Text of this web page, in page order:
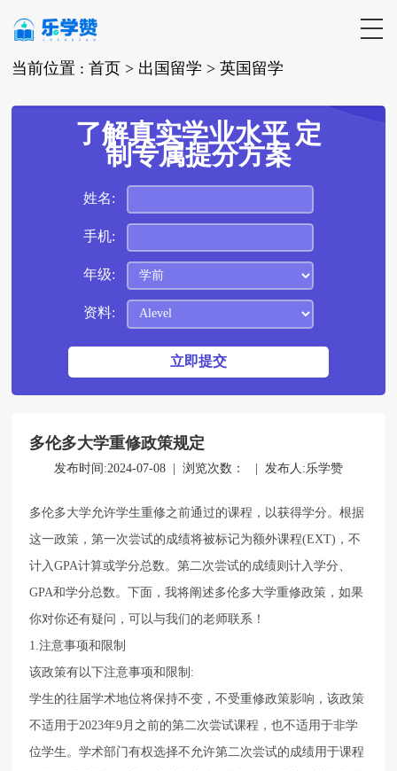
当前位置 :首页 > 出国留学 >英国留学
了解真实学业水平 定
制专属提分方案
姓名:
手机:
年级:
资料:
多伦多大学重修政策规定
发布时间:2024-07-08 | 浏览次数： | 发布人:乐学赞
多伦多大学允许学生重修之前通过的课程，以获得学分。根据
这一政策，第一次尝试的成绩将被标记为额外课程(EXT)，不
计入GPA计算或学分总数。第二次尝试的成绩则计入学分、
GPA和学分总数。下面，我将阐述多伦多大学重修政策，如果
你对你还有疑问，可以与我们的老师联系！
1.注意事项和限制
该政策有以下注意事项和限制:
学生的往届学术地位将保持不变，不受重修政策影响，该政策
不适用于2023年9月之前的第二次尝试课程，也不适用于非学
位学生。学术部门有权选择不允许第二次尝试的成绩用于课程